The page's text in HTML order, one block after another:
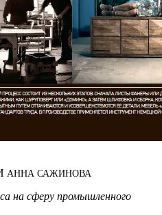
АННА САЖИНОВА
на сферу промышленного